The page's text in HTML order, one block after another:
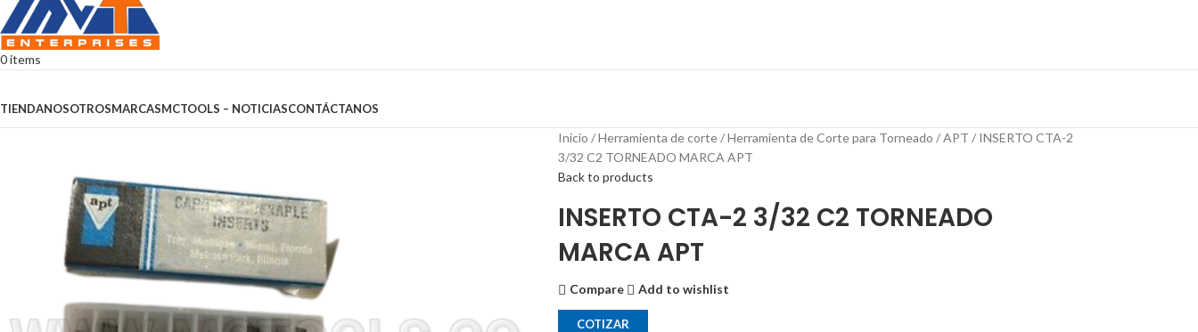
0items
TIENDANOSOTROSMARCASMCTOOLS – NOTICIASCONTÁCTANOS
Inicio Herramienta de corte Herramienta de Corte para Torneado APT
INSERTO CTA-2
3/32 C2 TORNEADO MARCA APT
Back to products
INSERTO CTA-2 3/32 C2 TORNEADO
MARCA APT
Compare Add to wishlist
COTIZAR